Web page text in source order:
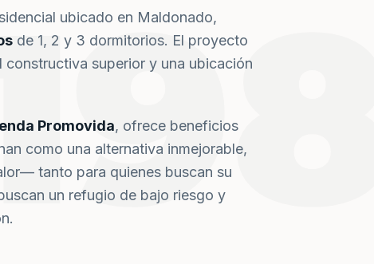
ubicado en Maldonado,
de 1, 2 y 3 dormitorios. El proyecto
superior y una ubicación
Promovida, ofrece beneficios
como una alternativa inmejorable,
tanto para quienes buscan su
un refugio de bajo riesgo y